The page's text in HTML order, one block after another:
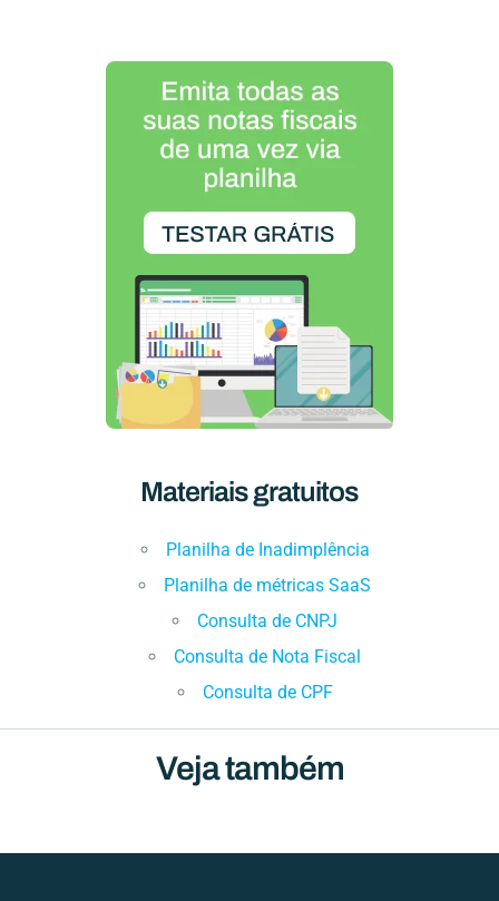
Materiais gratuitos
Planilha de Inadimplência
Planilha de métricas SaaS
Consulta de CNPJ
Consulta de Nota Fiscal
Consulta de CPF
Veja também